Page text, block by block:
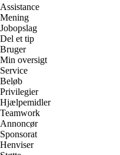
Assistance
Mening
Jobopslag
Del et tip
Bruger
Min oversigt
Service
Beløb
Privilegier
Hjælpemidler
Teamwork
Annoncør
Sponsorat
Henviser